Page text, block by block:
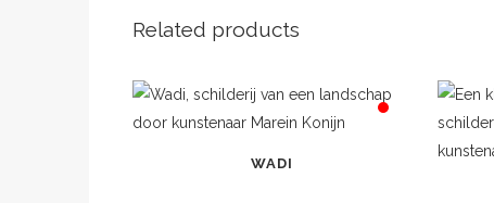
Related products
WADI